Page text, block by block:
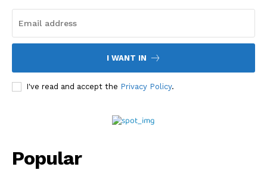
I WANT IN
I've read and accept the Privacy Policy.
Popular